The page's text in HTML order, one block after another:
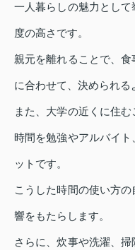
一人暮らしの魅力とし
度の高さです。
親元を離れることで、
に合わせて、決められる
また、大学の近くに住
時間を勉強やアルバイ
ットです。
こうした時間の使い方
響をもたらします。
さらに、炊事や洗濯、